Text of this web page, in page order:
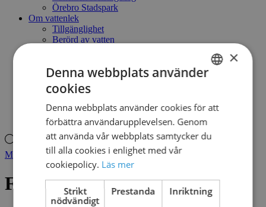
Örebro Stadspark
Om vattenlek
Tillgänglighet
Berörd av vatten
Vatten & vattendjur
Naturlekplats - ett annat sätt att leka
Kontakt
Mitt konto
Produktsökning
Produktsökning
Mitt konto
FLOWER NO.6
DANISH
×
Denna webbplats använder
cookies
Denna webbplats använder cookies för att
förbättra användarupplevelsen. Genom
att använda vår webbplats samtycker du
till alla cookies i enlighet med vår
cookiepolicy. Läs mer
Strikt
nödvändigt
Prestanda Inriktning